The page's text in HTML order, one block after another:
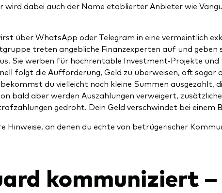
dabei auch der Name etablierter Anbieter wie
über WhatsApp oder Telegram in eine vermeintlich
treten angebliche Finanzexperten auf und geben
Sie werben für hochrentable Investment-Projekte und
folgt die Aufforderung, Geld zu überweisen, oft sogar
du vielleicht noch kleine Summen ausgezahlt,
bald aber werden Auszahlungen verweigert, zusätzliche
gedroht. Dein Geld verschwindet bei einem
Hinweise, an denen du echte von betrügerischer
kommuniziert –